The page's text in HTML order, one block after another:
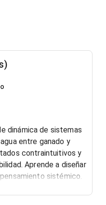
dinámica de sistemas
entre ganado y
contraintuitivos y
Aprende a diseñar
sistémico.